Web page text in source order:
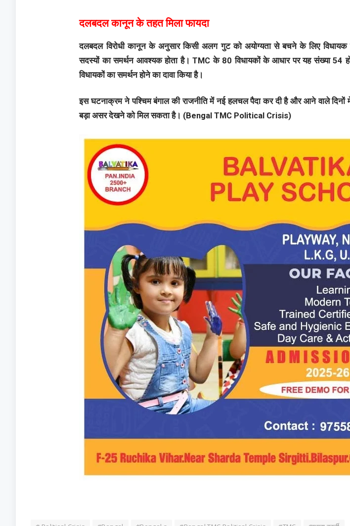
दलबदल कानून के तहत मिला फायदा
दलबदल विरोधी कानून के अनुसार किसी अलग गुट को अयोग्यता से बचने के लिए
सदस्यों का समर्थन आवश्यक होता है। TMC के 80 विधायकों के आधार पर यह संख्या 54
विधायकों का समर्थन होने का दावा किया है।
इस घटनाक्रम ने पश्चिम बंगाल की राजनीति में नई हलचल पैदा कर दी है और आने वाले दिनों
बड़ा असर देखने को मिल सकता है। (Bengal TMC Political Crisis)